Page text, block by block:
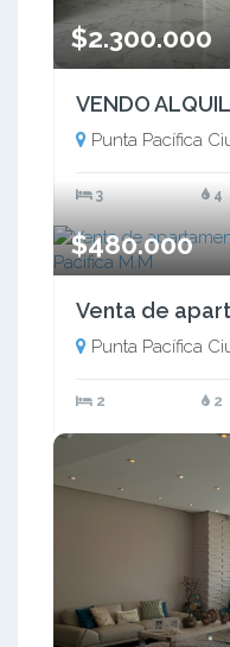
$2.300.000
Punta Pacífica
3 4
$480.000
Punta Pacífica
2 2